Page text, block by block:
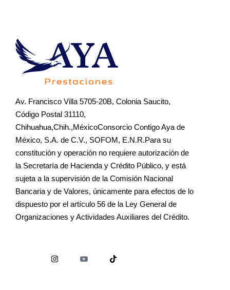
Av. Francisco Villa 5705-20B, Colonia Saucito,
Código Postal 31110,
Chihuahua,Chih.,MéxicoConsorcio Contigo Aya de
México, S.A. de C.V., SOFOM, E.N.R.Para su
constitución y operación no requiere autorización de
la Secretaría de Hacienda y Crédito Público, y está
sujeta a la supervisión de la Comisión Nacional
Bancaria y de Valores, únicamente para efectos de lo
dispuesto por el artículo 56 de la Ley General de
Organizaciones y Actividades Auxiliares del Crédito.